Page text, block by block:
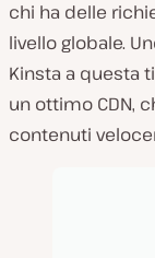
chi ha delle
livello globale.
Kinsta a questa
un ottimo CDN,
contenuti